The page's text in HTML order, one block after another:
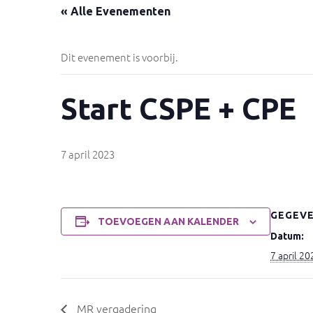
« Alle Evenementen
Dit evenement is voorbij.
Start CSPE + CPE
7 april 2023
TOEVOEGEN AAN KALENDER
Datum:
7 april
MR vergadering